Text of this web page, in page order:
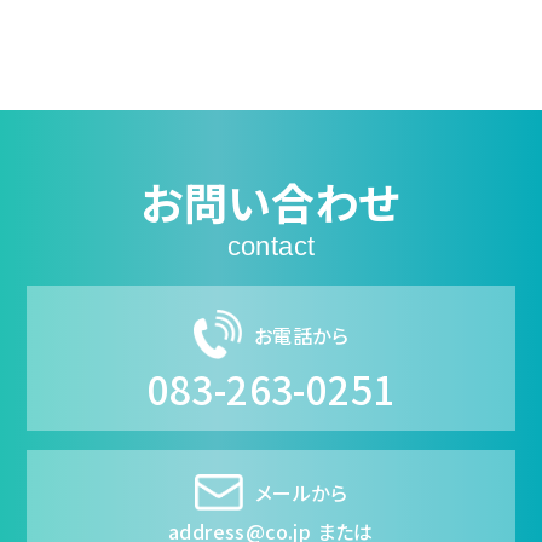
お問い合わせ
contact
お電話から
083-263-0251
メールから
address@co.jp または